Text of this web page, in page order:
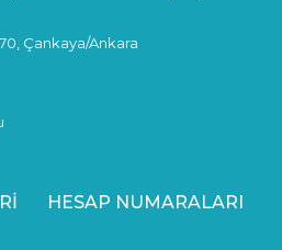
Çankaya/Ankara
HESAP NUMARALARI